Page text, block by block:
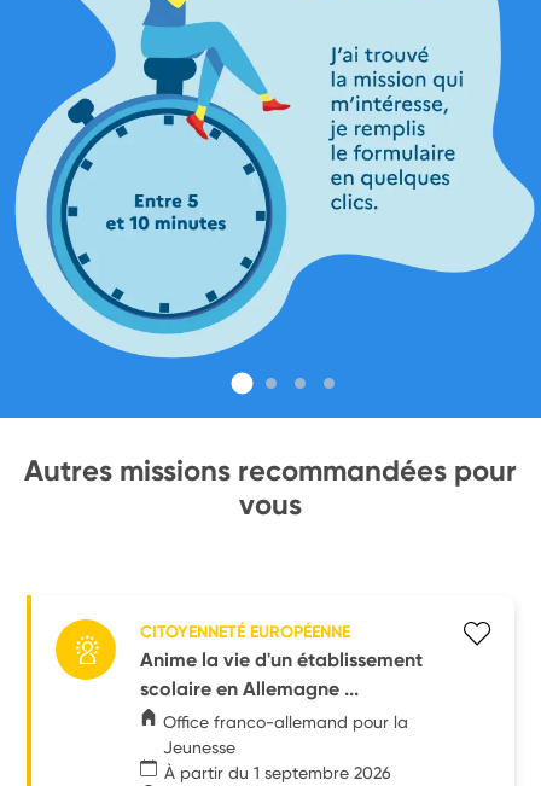
Autres missions recommandées pour
vous
CITOYENNETÉ EUROPÉENNE
Anime la vie d'un établissement
scolaire en Allemagne ...
Office franco-allemand pour la
Jeunesse
À partir du 1 septembre 2026